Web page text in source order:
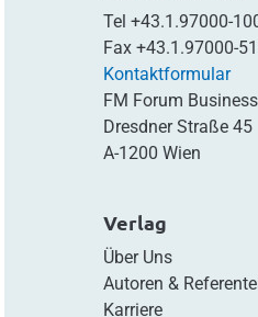
Tel +43.1.97000-
Fax +43.1.97000-
Kontaktformular
FM Forum
Dresdner Straße 45
A-1200 Wien
Verlag
Über Uns
Autoren &
Karriere